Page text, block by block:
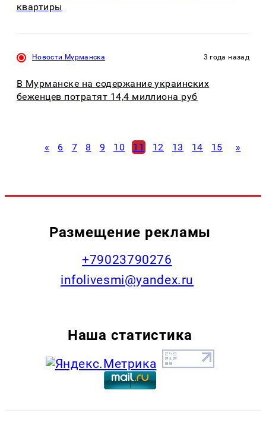
квартиры
Новости Мурманска 3 года назад
В Мурманске на содержание украинских
беженцев потратят 14,4 миллиона руб
« 6 7 8 9 10 11 12 13 14 15 »
Размещение рекламы
+79023790276
infolivesmi@yandex.ru
Наша статистика